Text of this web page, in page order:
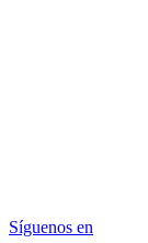
Síguenos en